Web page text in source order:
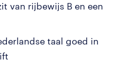
van rijbewijs B en een
taal goed in